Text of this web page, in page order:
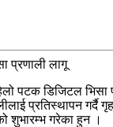
पटक डिजिटल भिसा
प्रतिस्थापन गर्दै
शुभारम्भ गरेका हुन ।